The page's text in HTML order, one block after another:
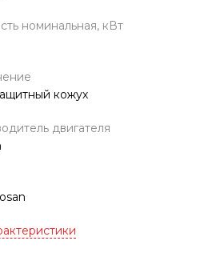
номинальная, кВт
кожух
двигателя